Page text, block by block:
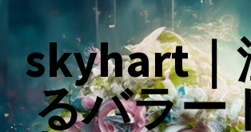
contentskyhart｜
るバラー